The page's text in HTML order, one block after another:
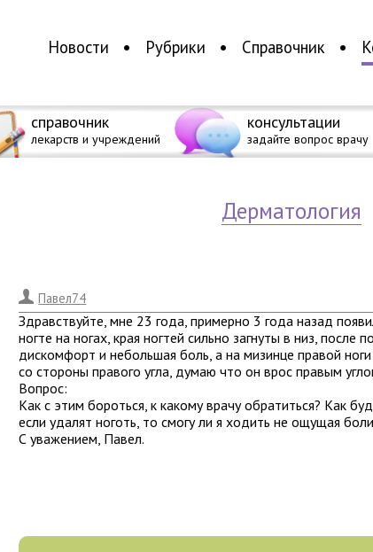
Новости Рубрики Справочник
справочник
лекарств и учреждений
консультации
задайте вопрос врачу
дерматология
. Павел74
Здравствуйте, мне 23 года, примерно 3 года назад
ногте на ногах, края ногтей сильно загнуты в низ, после
дискомфорт и небольшая боль, а на мизинце правой
со стороны правого угла, думаю что он врос правым
Вопрос:
Как с этим бороться, к какому врачу обратиться? Как
если удалят ноготь, то смогу ли я ходить не ощущая
С уважением, Павел.